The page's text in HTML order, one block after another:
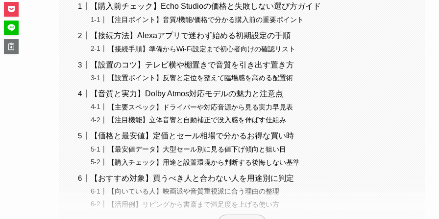
【購入前チェック】Echo Studioの価格と失敗しない選び方ガイド
【注目ポイント】音質/機能/価格で分かる購入前の重要ポイント
【接続方法】Alexaアプリで迷わず始める初期設定の手順
【接続手順】準備からWi-Fi設定まで初心者向けの確認リスト
【設置のコツ】テレビ横や棚置きで音質を引き出す置き方
【設置ポイント】反響と定位を整えて臨場感を高める配置術
【音質と実力】Dolby Atmos対応モデルの魅力と注意点
【主要スペック】ドライバーや対応音源から見る実力早見表
【注目機能】立体音響と自動補正で没入感を伸ばす仕組み
【価格と最安値】定価とセール相場で分かるお得な買い時
【最安値データ】大型セール別に見る値下げ傾向と狙い目
【購入チェック】用途と設置環境から判断する後悔しない基準
【おすすめ対象】買うべき人と合わない人を用途別に判定
【向いている人】映画派や音質重視派に合う理由の整理
【活用例】リビングから書斎まで満足度を上げる使い方